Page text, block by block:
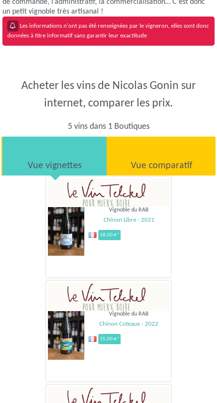
de commande, l’administratif, la commercialisation… C’est donc
un petit vignoble très artisanal !
Les informations n'ont pas été renseignées par le vigneron, elles sont donc
données à titre informatif sans garantir leur exactitude
Acheter les vins de Nicolas Gonin sur
internet, comparer les prix.
5 vins dans 1 Boutiques
Vue vignettes Vue comparatif
Vignoble du RAB
Chinon Libre - 2021
18,00 €*
Vignoble du RAB
Chinon Coteaux - 2022
15,00 €*